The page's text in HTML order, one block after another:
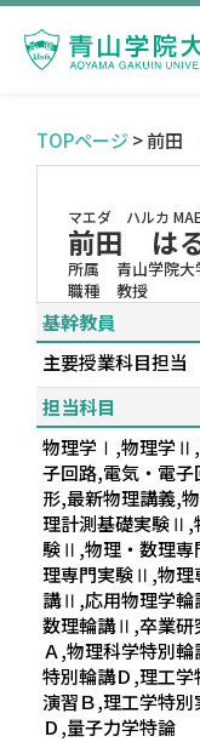
TOPページ > 前田
マエダ ハルカ
前田 は
所属
青山学院
職種
教授
基幹教員
主要授業科目担当
担当科目
物理学Ⅰ,物理学Ⅱ,
子回路,電気・電
形,最新物理講義,
理計測基礎実験Ⅱ,
験Ⅱ,物理・数理
理専門実験Ⅱ,物
講Ⅱ,応用物理学
数理輪講Ⅱ,卒業
Ａ,物理科学特別
特別輪講Ｄ,理工学
演習Ｂ,理工学特
Ｄ,量子力学特論